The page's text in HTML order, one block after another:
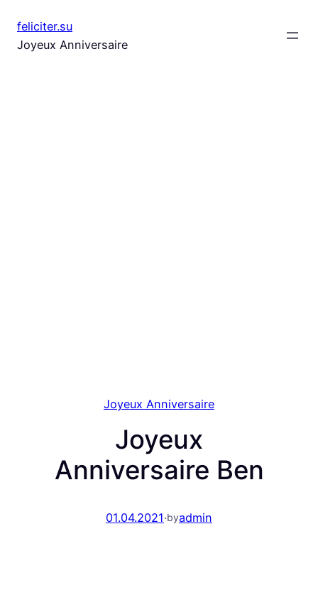
au
contenu
feliciter.su
Joyeux Anniversaire
Joyeux Anniversaire
Joyeux
Anniversaire Ben
01.04.2021·byadmin